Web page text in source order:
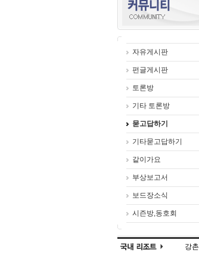
자유게시판
펀글게시판
토론방
기타 토론방
묻고답하기
기타묻고답하기
같이가요
부상보고서
보드장소식
시즌방,동호회
강촌